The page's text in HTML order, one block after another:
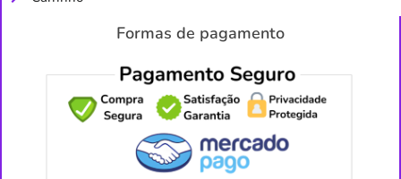
Formas de pagamento